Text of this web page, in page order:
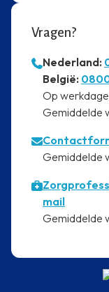
Vragen?
Nederland:
⁠België:
⁠Op
⁠Gemiddelde
⁠Gemiddelde
mail
⁠Gemiddelde